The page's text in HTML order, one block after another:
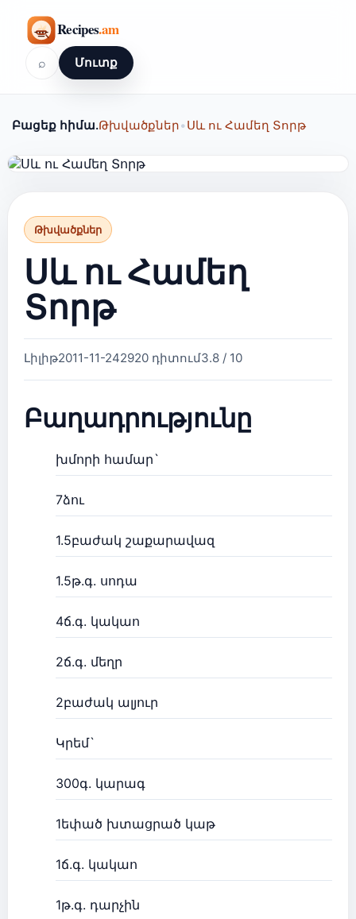
⌕ Մուտք
Բացեք հիմա.Թխվածքներ•Սև ու Համեղ Տորթ
Թխվածքներ
Սև ու Համեղ
Տորթ
Լիլիթ2011-11-242920 դիտում3.8 / 10
Բաղադրությունը
խմորի համար`
7ձու
1.5բաժակ շաքարավազ
1.5թ.գ. սոդա
4ճ.գ. կակաո
2ճ.գ. մեղր
2բաժակ ալյուր
Կրեմ`
300գ. կարագ
1եփած խտացրած կաթ
1ճ.գ. կակաո
1թ.գ. դարչին